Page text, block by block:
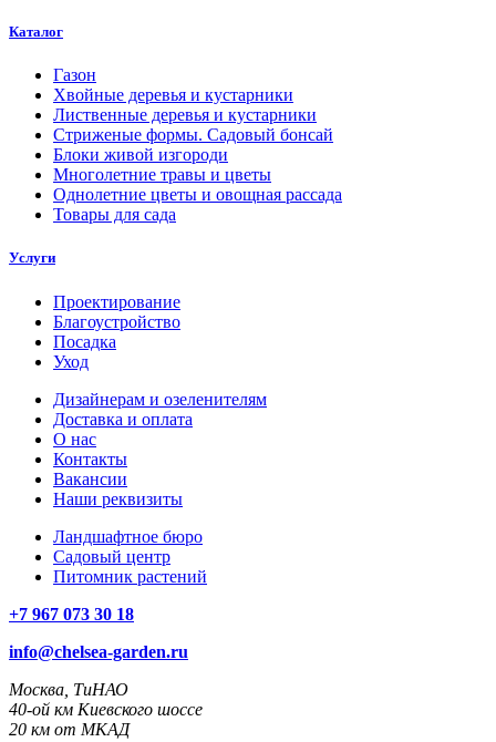
Каталог
Газон
Хвойные деревья и кустарники
Лиственные деревья и кустарники
Стриженые формы. Садовый бонсай
Блоки живой изгороди
Многолетние травы и цветы
Однолетние цветы и овощная рассада
Товары для сада
Услуги
Проектирование
Благоустройство
Посадка
Уход
Дизайнерам и озеленителям
Доставка и оплата
О нас
Контакты
Вакансии
Наши реквизиты
Ландшафтное бюро
Садовый центр
Питомник растений
+7 967 073 30 18
info@chelsea-garden.ru
Москва, ТиНАО
40-ой км Киевского шоссе
20 км от МКАД